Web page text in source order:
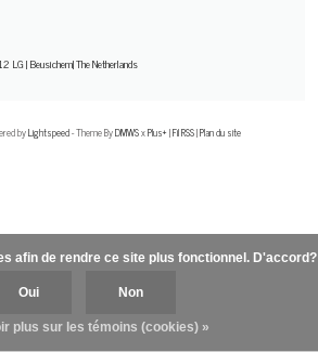
LG | Beusichem| The Netherlands
byLightspeed- Theme ByDMWSxPlus+|Fil RSS|Plan du site
afin de rendre ce site plus fonctionnel. D'accord?
Oui Non
plus sur les témoins (cookies) »